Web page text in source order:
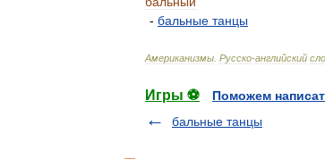
- бальные танцы
Американизмы Русско-английский
Игры ⚽
Поможем
бальные танцы